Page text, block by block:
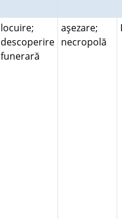
locuire;
descoperire
funerară
aşezare;
necropolă